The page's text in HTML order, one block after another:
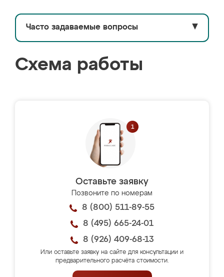
Часто задаваемые вопросы ▼
Схема работы
Оставьте заявку
Позвоните по номерам
8 (800) 511-89-55
8 (495) 665-24-01
8 (926) 409-68-13
Или оставьте заявку на сайте для консультации и
предварительного расчёта стоимости.